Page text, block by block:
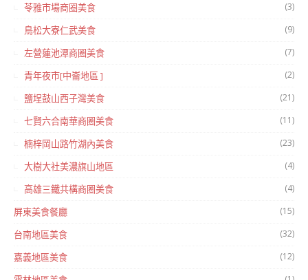
苓雅市場商圈美食 (3)
鳥松大寮仁武美食 (9)
左營蓮池潭商圈美食 (7)
青年夜市[中崙地區 ] (2)
鹽埕鼓山西子灣美食 (21)
七賢六合南華商圈美食 (11)
楠梓岡山路竹湖內美食 (23)
大樹大社美濃旗山地區 (4)
高雄三鐵共構商圈美食 (4)
屏東美食餐廳 (15)
台南地區美食 (32)
嘉義地區美食 (12)